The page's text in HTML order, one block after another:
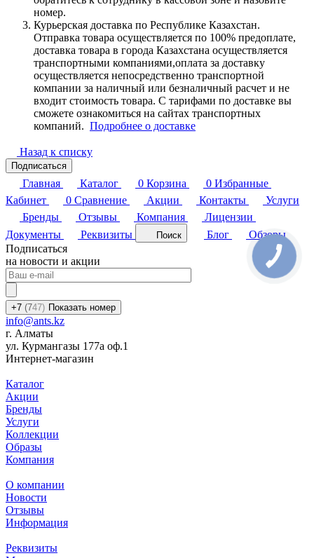
номер.
Курьерская доставка по Республике Казахстан.
Отправка товара осуществляется по 100% предоплате,
доставка товара в города Казахстана осуществляется
транспортными компаниями,оплата за доставку
осуществляется непосредственно транспортной
компании за наличный или безналичный расчет и не
входит стоимость товара. С тарифами по доставке вы
сможете ознакомиться на сайтах транспортных
компаний. Подробнее о доставке
Назад к списку
Подписаться
Главная Каталог 0 Корзина 0 Избранные
Кабинет
0 Сравнение Акции Контакты
Услуги
Бренды
Отзывы Компания
Лицензии
Документы
Реквизиты Поиск Блог
Обзоры
Подписаться
на новости и акции
+7 (747) Показать номер
info@ants.kz
г. Алматы
ул. Курмангазы 177а оф.1
Интернет-магазин
Каталог
Акции
Бренды
Услуги
Коллекции
Образы
Компания
О компании
Новости
Отзывы
Информация
Реквизиты